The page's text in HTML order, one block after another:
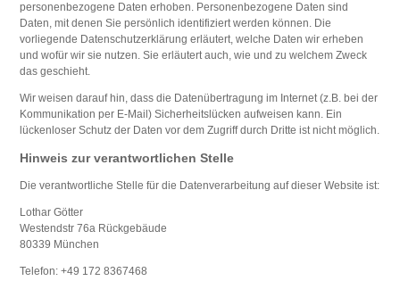
personenbezogene Daten erhoben. Personenbezogene Daten sind
Daten, mit denen Sie persönlich identifiziert werden können. Die
vorliegende Datenschutzerklärung erläutert, welche Daten wir erheben
und wofür wir sie nutzen. Sie erläutert auch, wie und zu welchem Zweck
das geschieht.
Wir weisen darauf hin, dass die Datenübertragung im Internet (z.B. bei der
Kommunikation per E-Mail) Sicherheitslücken aufweisen kann. Ein
lückenloser Schutz der Daten vor dem Zugriff durch Dritte ist nicht möglich.
Hinweis zur verantwortlichen Stelle
Die verantwortliche Stelle für die Datenverarbeitung auf dieser Website ist:
Lothar Götter
Westendstr 76a Rückgebäude
80339 München
Telefon: +49 172 8367468